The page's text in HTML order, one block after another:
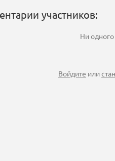
участников:
Ни
Войдите или